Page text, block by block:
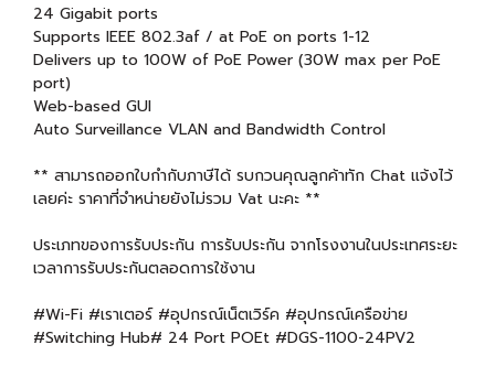
24 Gigabit ports
Supports IEEE 802.3af / at PoE on ports 1-12
Delivers up to 100W of PoE Power (30W max per PoE
port)
Web-based GUI
Auto Surveillance VLAN and Bandwidth Control
** สามารถออกใบกำกับภาษีได้ รบกวนคุณลูกค้าทัก Chat แจ้งไว้
เลยค่ะ ราคาที่จำหน่ายยังไม่รวม Vat นะคะ **
ประเภทของการรับประกัน การรับประกัน จากโรงงานในประเทศระยะ
เวลาการรับประกันตลอดการใช้งาน
#Wi-Fi #เราเตอร์ #อุปกรณ์เน็ตเวิร์ค #อุปกรณ์เครือข่าย
#Switching Hub# 24 Port POEt #DGS-1100-24PV2